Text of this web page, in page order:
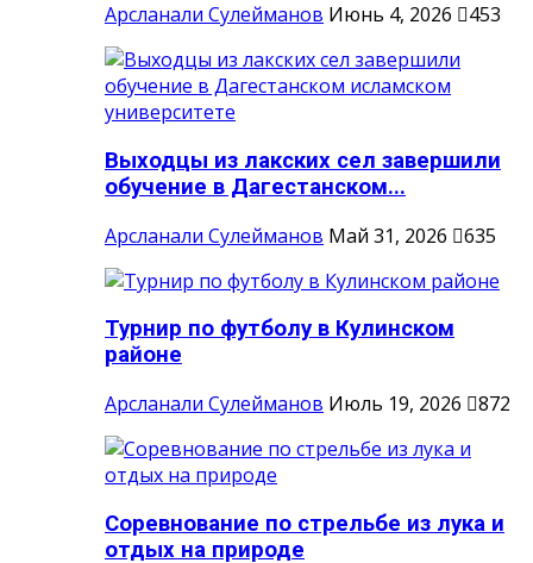
Арсланали Сулейманов Июнь 4, 2026 453
Выходцы из лакских сел завершили
обучение в Дагестанском...
Арсланали Сулейманов Май 31, 2026 635
Турнир по футболу в Кулинском
районе
Арсланали Сулейманов Июль 19, 2026 872
Соревнование по стрельбе из лука и
отдых на природе